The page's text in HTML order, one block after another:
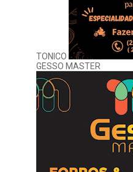
TONICO
GESSO MASTER